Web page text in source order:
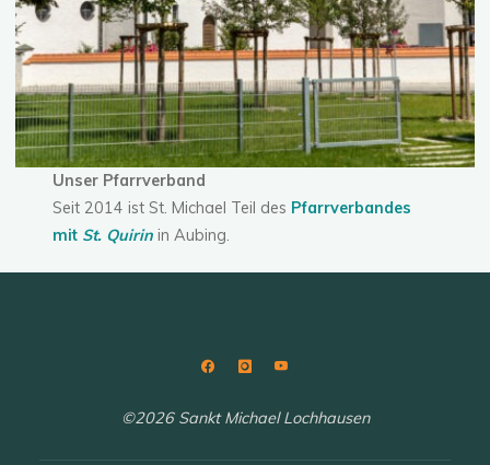
Unser Pfarrverband
Seit 2014 ist St. Michael Teil des Pfarrverbandes
mit St. Quirinin Aubing.
©2026 Sankt Michael Lochhausen